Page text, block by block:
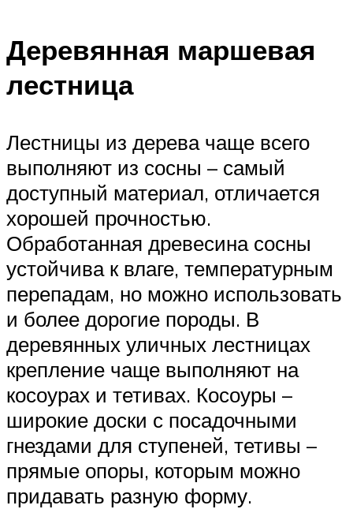
Деревянная маршевая
лестница
Лестницы из дерева чаще всего
выполняют из сосны – самый
доступный материал, отличается
хорошей прочностью.
Обработанная древесина сосны
устойчива к влаге, температурным
перепадам, но можно использовать
и более дорогие породы. В
деревянных уличных лестницах
крепление чаще выполняют на
косоурах и тетивах. Косоуры –
широкие доски с посадочными
гнездами для ступеней, тетивы –
прямые опоры, которым можно
придавать разную форму.